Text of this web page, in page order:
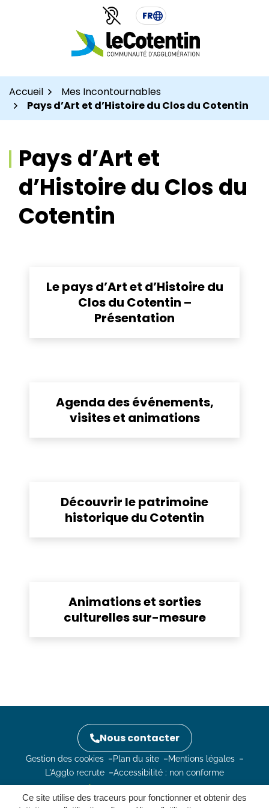
Ce site utilise des traceurs pour fonctionner et obtenir des
FR
Accueil
Mes Incontournables
Pays d’Art et d’Histoire du Clos du Cotentin
Pays d’Art et
d’Histoire du Clos du
Cotentin
Le pays d’Art et d’Histoire du
Clos du Cotentin –
Présentation
Agenda des événements,
visites et animations
Découvrir le patrimoine
historique du Cotentin
Animations et sorties
culturelles sur-mesure
Nous contacter
Gestion des cookies Plan du site
Mentions légales
L'Agglo recrute
Accessibilité : non conforme